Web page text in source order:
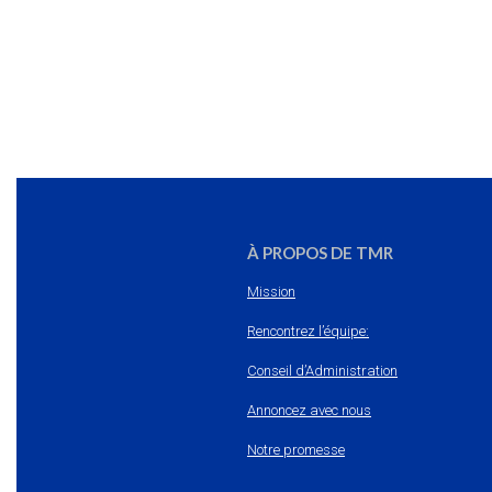
À PROPOS DE TMR
Mission
Rencontrez l’équipe:
Conseil d’Administration
Annoncez avec nous
Notre promesse